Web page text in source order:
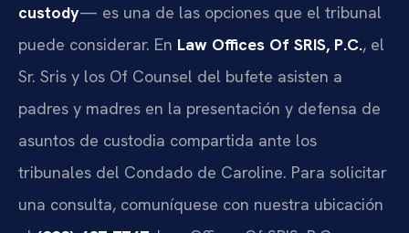
custody— es una de las opciones que el tribunal
puede considerar. En Law Offices Of SRIS, P.C., el
Sr. Sris y los Of Counsel del bufete asisten a
padres y madres en la presentación y defensa de
asuntos de custodia compartida ante los
tribunales del Condado de Caroline. Para solicitar
una consulta, comuníquese con nuestra ubicación